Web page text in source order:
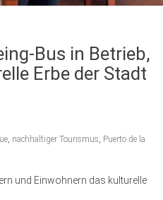
Bus in Betrieb,
Erbe der Stadt
nachhaltiger Tourismus Puerto de la
und Einwohnern das kulturelle